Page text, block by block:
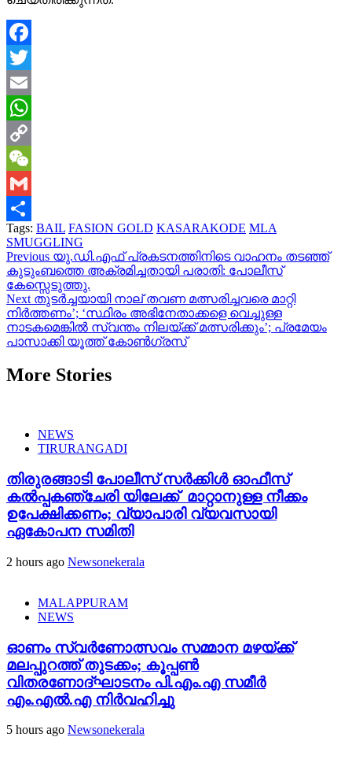
Facebook
Twitter
Email
WhatsApp
Copy
Link
WeChat
Gmail
Share
Tags: BAIL FASION GOLD KASARAKODE MLA
SMUGGLING
Continue
Reading
Previous യു.ഡി.എഫ് പ്രകടനത്തിനിടെ വാഹനം തടഞ്ഞ്
കുടുംബത്തെ അക്രമിച്ചതായി പരാതി: പോലീസ്
കേസ്സെടുത്തു.
Next തുടർച്ചയായി നാല് തവണ മത്സരിച്ചവരെ മാറ്റി
നിർത്തണം’; ‘സ്ഥിരം അഭിനേതാക്കളെ വെച്ചുള്ള
നാടകമെങ്കില്‍ സ്വന്തം നിലയ്ക്ക് മത്സരിക്കും’; പ്രമേയം
പാസാക്കി യൂത്ത് കോണ്‍ഗ്രസ്
More Stories
NEWS
TIRURANGADI
തിരുരങ്ങാടി പോലീസ് സർക്കിൾ ഓഫീസ്
കൽപ്പകഞ്ചേരി യിലേക്ക് മാറ്റാനുള്ള നീക്കം
ഉപേക്ഷിക്കണം; വ്യാപാരി വ്യവസായി
ഏകോപന സമിതി
2 hours ago Newsonekerala
MALAPPURAM
NEWS
ഓണം സ്വർണോത്സവം സമ്മാന മഴയ്ക്ക്
മലപ്പുറത്ത് തുടക്കം; കൂപ്പൺ
വിതരണോദ്ഘാടനം പി.എം.എ സമീർ
എം.എൽ.എ നിർവഹിച്ചു
5 hours ago Newsonekerala